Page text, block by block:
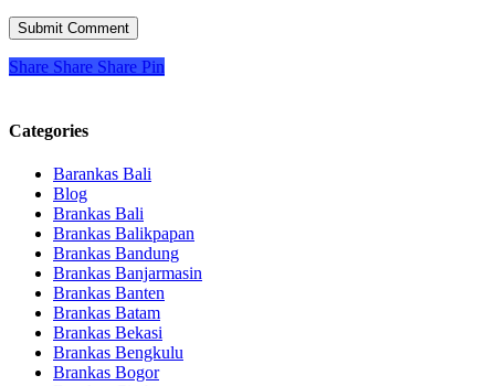
Share Share Share Pin
Categories
Barankas Bali
Blog
Brankas Bali
Brankas Balikpapan
Brankas Bandung
Brankas Banjarmasin
Brankas Banten
Brankas Batam
Brankas Bekasi
Brankas Bengkulu
Brankas Bogor